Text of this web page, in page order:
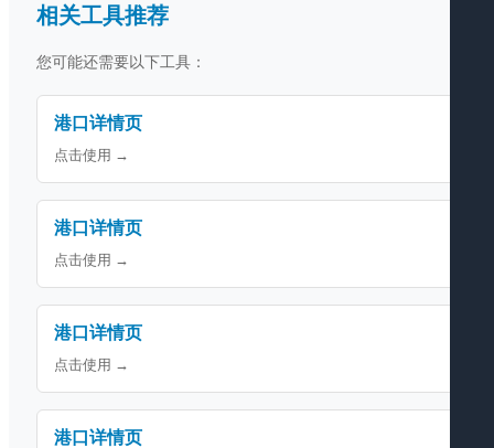
相关工具推荐
您可能还需要以下工具：
港口详情页
点击使用 →
港口详情页
点击使用 →
港口详情页
点击使用 →
港口详情页